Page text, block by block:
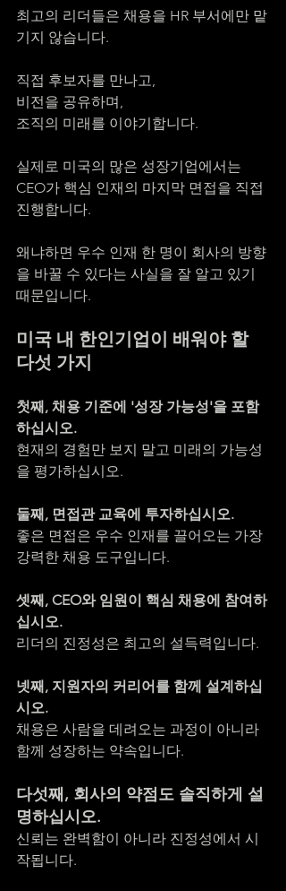
최고의 리더들은 채용을 HR 부서에만 맡
기지 않습니다.
직접 후보자를 만나고,
비전을 공유하며,
조직의 미래를 이야기합니다.
실제로 미국의 많은 성장기업에서는
CEO가 핵심 인재의 마지막 면접을 직접
진행합니다.
왜냐하면 우수 인재 한 명이 회사의 방향
을 바꿀 수 있다는 사실을 잘 알고 있기
때문입니다.
미국 내 한인기업이 배워야 할
다섯 가지
첫째, 채용 기준에 '성장 가능성'을 포함
하십시오.
현재의 경험만 보지 말고 미래의 가능성
을 평가하십시오.
둘째, 면접관 교육에 투자하십시오.
좋은 면접은 우수 인재를 끌어오는 가장
강력한 채용 도구입니다.
셋째, CEO와 임원이 핵심 채용에 참여하
십시오.
리더의 진정성은 최고의 설득력입니다.
넷째, 지원자의 커리어를 함께 설계하십
시오.
채용은 사람을 데려오는 과정이 아니라
함께 성장하는 약속입니다.
다섯째, 회사의 약점도 솔직하게 설
명하십시오.
신뢰는 완벽함이 아니라 진정성에서 시
작됩니다.